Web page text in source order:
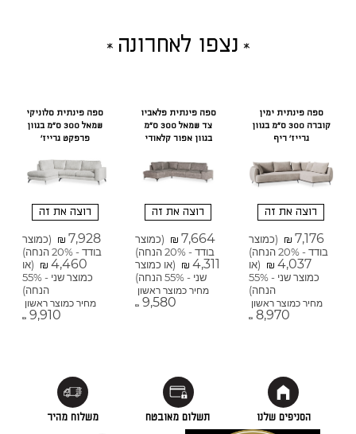
נצפו לאחרונה
ספה פינתית ימין
קוברה 300 ס"מ בגוון
גרייז' ריף
רוצה את זה
₪ 7,176
(כמוצר
בודד - 20% הנחה)
₪ 4,037
(או
כמוצר שני - 55%
הנחה)
מחיר כמוצר ראשון
₪ 8,970
ספה פינתית פלאביו
צד שמאל 300 ס"מ
בגוון אפור קלאודי
רוצה את זה
₪ 7,664
(כמוצר
בודד - 20% הנחה)
₪ 4,311
(או כמוצר
שני - 55% הנחה)
מחיר כמוצר ראשון
₪ 9,580
ספה פינתית סלוניקי
שמאל 300 ס"מ בגוון
פרפקט גרייז'
רוצה את זה
₪ 7,928
(כמוצר
בודד - 20% הנחה)
₪ 4,460
(או
כמוצר שני - 55%
הנחה)
מחיר כמוצר ראשון
₪ 9,910
הסניפים שלנו תשלום מאובטח משלוח מהיר